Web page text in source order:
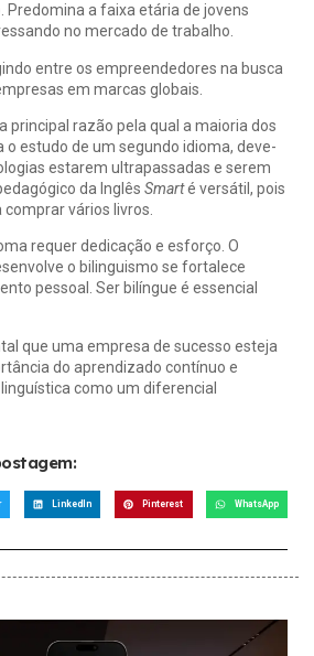
Predomina a faixa etária de jovens
no mercado de trabalho.
entre os empreendedores na busca
em marcas globais.
principal razão pela qual a maioria dos
o estudo de um segundo idioma, deve-
estarem ultrapassadas e serem
da Inglês Smarté versátil, pois
vários livros.
requer dedicação e esforço. O
o bilinguismo se fortalece
pessoal. Ser bilíngue é essencial
que uma empresa de sucesso esteja
do aprendizado contínuo e
como um diferencial
LinkedIn Pinterest WhatsApp